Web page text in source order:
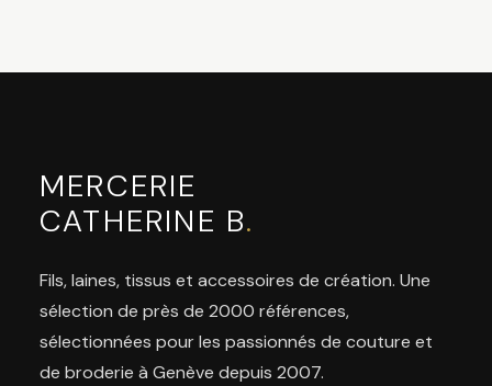
MERCERIE
CATHERINE B.
Fils, laines, tissus et accessoires de création. Une
sélection de près de 2000 références,
sélectionnées pour les passionnés de couture et
de broderie à Genève depuis 2007.